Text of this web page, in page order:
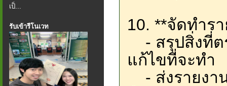
เป็...
รับเข้ารีโนเวท
10. **จัดทำร
- สรุปสิ่งที่ต
แก้ไขที่จะทำ
- ส่งรายงา